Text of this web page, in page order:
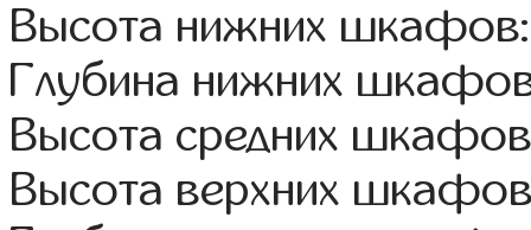
Высота нижних
Глубина нижних
Высота средних
Высота верхних